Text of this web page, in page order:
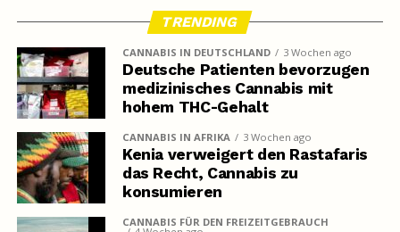
TRENDING
CANNABIS IN DEUTSCHLAND 3 Wochen ago
Deutsche Patienten bevorzugen
medizinisches Cannabis mit
hohem THC-Gehalt
CANNABIS IN AFRIKA 3 Wochen ago
Kenia verweigert den Rastafaris
das Recht, Cannabis zu
konsumieren
CANNABIS FÜR DEN FREIZEITGEBRAUCH